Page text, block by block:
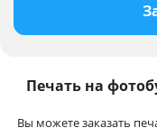
Печать на
Вы можете заказать